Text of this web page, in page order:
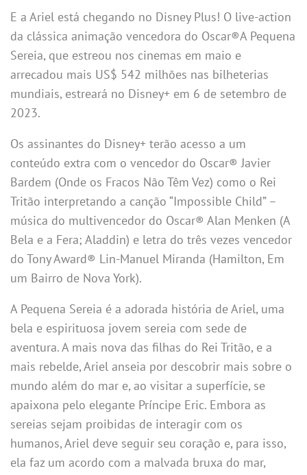
E a Ariel está chegando no Disney Plus! O live-action
da clássica animação vencedora do Oscar®A Pequena
Sereia, que estreou nos cinemas em maio e
arrecadou mais US$ 542 milhões nas bilheterias
mundiais, estreará no Disney+ em 6 de setembro de
2023.
Os assinantes do Disney+ terão acesso a um
conteúdo extra com o vencedor do Oscar® Javier
Bardem (Onde os Fracos Não Têm Vez) como o Rei
Tritão interpretando a canção “Impossible Child” –
música do multivencedor do Oscar® Alan Menken (A
Bela e a Fera; Aladdin) e letra do três vezes vencedor
do Tony Award® Lin-Manuel Miranda (Hamilton, Em
um Bairro de Nova York).
A Pequena Sereia é a adorada história de Ariel, uma
bela e espirituosa jovem sereia com sede de
aventura. A mais nova das filhas do Rei Tritão, e a
mais rebelde, Ariel anseia por descobrir mais sobre o
mundo além do mar e, ao visitar a superfície, se
apaixona pelo elegante Príncipe Eric. Embora as
sereias sejam proibidas de interagir com os
humanos, Ariel deve seguir seu coração e, para isso,
ela faz um acordo com a malvada bruxa do mar,